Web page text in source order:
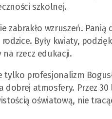
szkolnej.
zabrakło wzruszeń.
Były kwiaty,
rzecz edukacji.
profesjonalizm
atmosfery. Przez 30
oświatową, nie